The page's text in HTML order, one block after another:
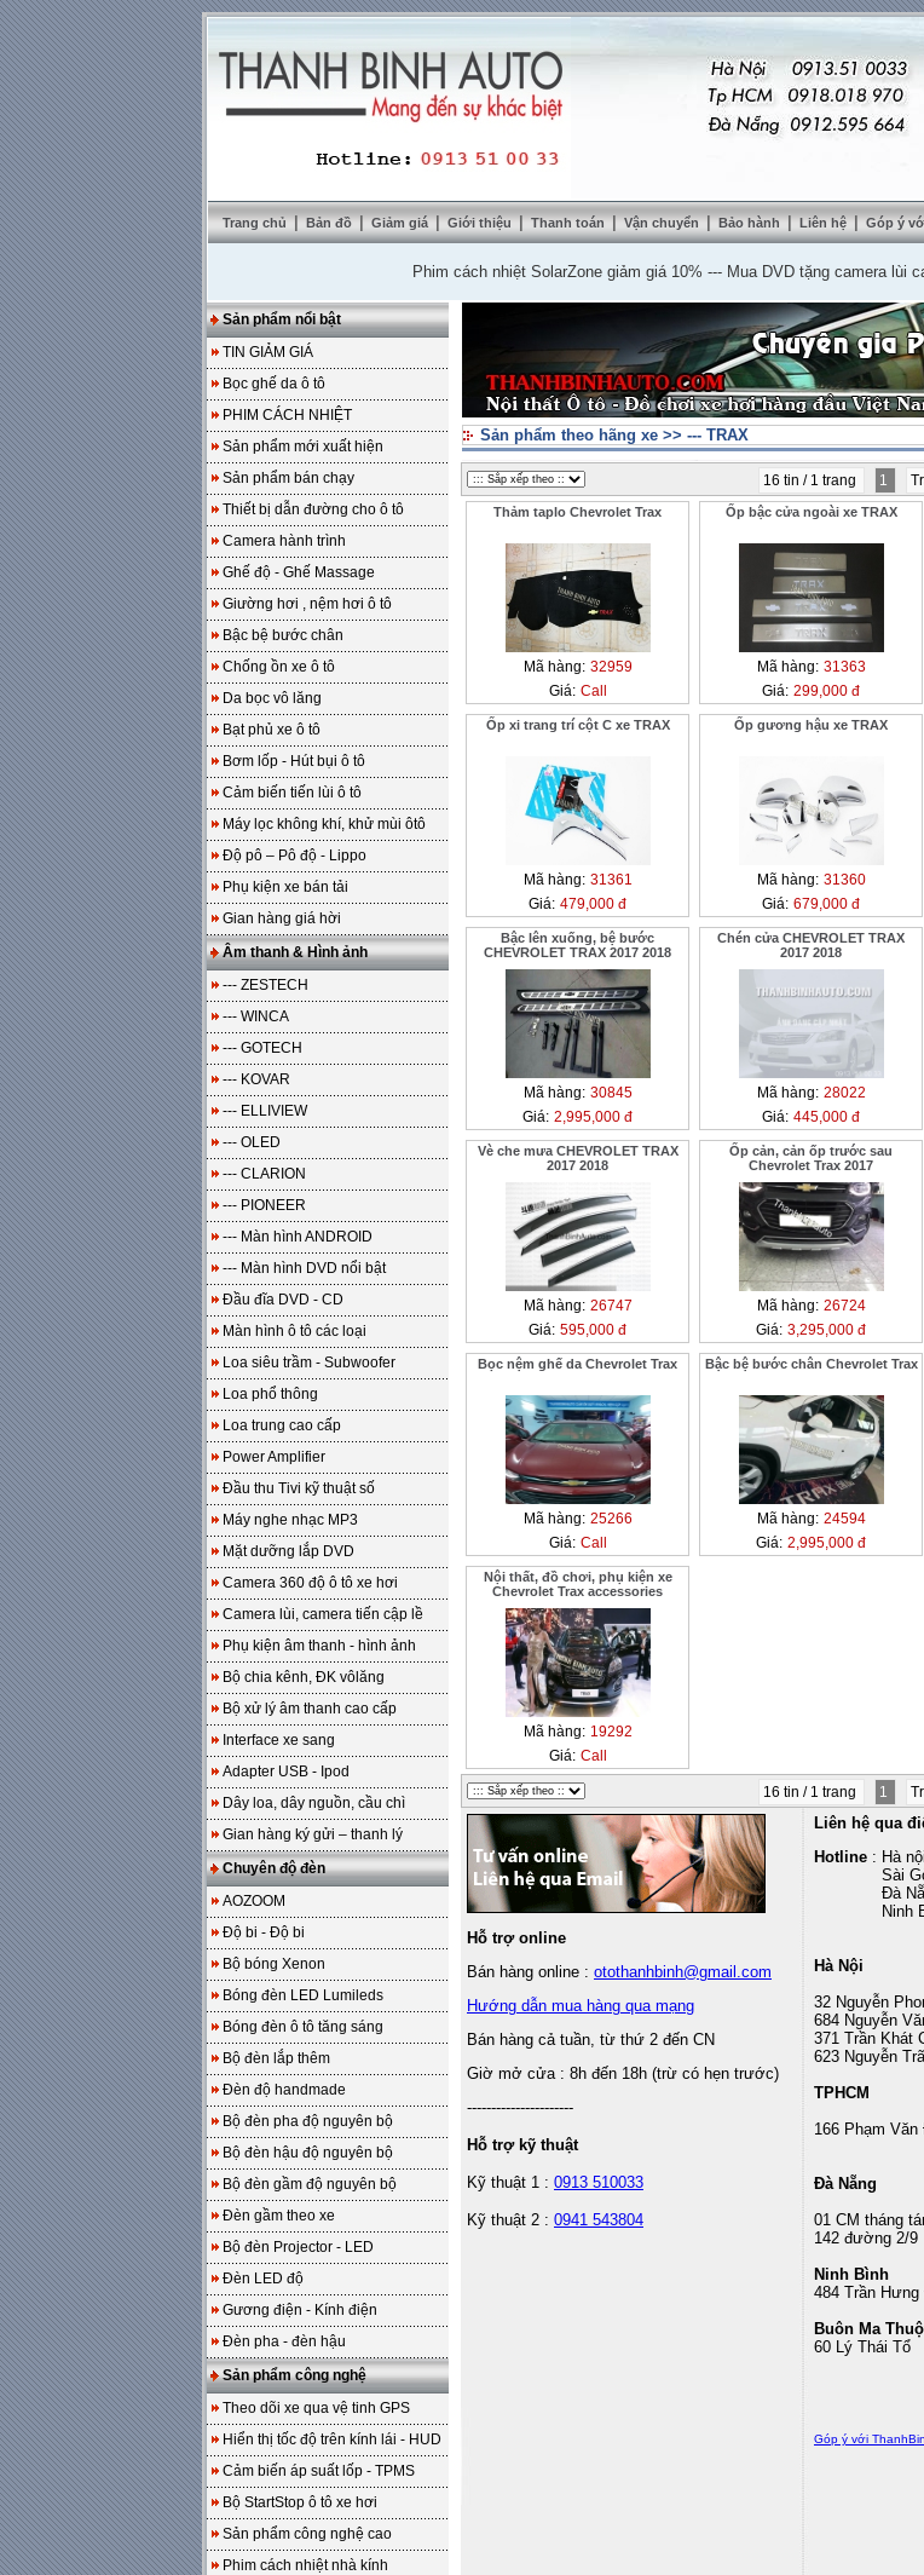
Trang chủ | Bản đồ | Giảm giá | Giới thiệu | Thanh toán | Vận chuyển | Bảo hành | Liên hệ | Góp ý
Phim cách nhiệt SolarZone giảm giá 10%---Mua DVD tặng camera lùi cao cấp
Sản phẩm nổi bật
TIN GIẢM GIÁ
Bọc ghế da ô tô
PHIM CÁCH NHIỆT
Sản phẩm mới xuất hiện
Sản phẩm bán chạy
Thiết bị dẫn đường cho ô tô
Camera hành trình
Ghế độ - Ghế Massage
Giường hơi , nệm hơi ô tô
Bậc bệ bước chân
Chống ồn xe ô tô
Da bọc vô lăng
Bạt phủ xe ô tô
Bơm lốp - Hút bụi ô tô
Cảm biến tiến lùi ô tô
Máy lọc không khí, khử mùi ôtô
Độ pô – Pô độ - Lippo
Phụ kiện xe bán tải
Gian hàng giá hời
Âm thanh & Hình ảnh
--- ZESTECH
--- WINCA
--- GOTECH
--- KOVAR
--- ELLIVIEW
--- OLED
--- CLARION
--- PIONEER
--- Màn hình ANDROID
--- Màn hình DVD nổi bật
Đầu đĩa DVD - CD
Màn hình ô tô các loại
Loa siêu trầm - Subwoofer
Loa phổ thông
Loa trung cao cấp
Power Amplifier
Đầu thu Tivi kỹ thuật số
Máy nghe nhạc MP3
Mặt dưỡng lắp DVD
Camera 360 độ ô tô xe hơi
Camera lùi, camera tiến cập lề
Phụ kiện âm thanh - hình ảnh
Bộ chia kênh, ĐK vôlăng
Bộ xử lý âm thanh cao cấp
Interface xe sang
Adapter USB - Ipod
Dây loa, dây nguồn, cầu chì
Gian hàng ký gửi – thanh lý
Chuyên độ đèn
AOZOOM
Độ bi - Độ bi
Bộ bóng Xenon
Bóng đèn LED Lumileds
Bóng đèn ô tô tăng sáng
Bộ đèn lắp thêm
Đèn độ handmade
Bộ đèn pha độ nguyên bộ
Bộ đèn hậu độ nguyên bộ
Bộ đèn gầm độ nguyên bộ
Đèn gầm theo xe
Bộ đèn Projector - LED
Đèn LED độ
Gương điện - Kính điện
Đèn pha - đèn hậu
Sản phẩm công nghệ
Theo dõi xe qua vệ tinh GPS
Hiển thị tốc độ trên kính lái - HUD
Cảm biến áp suất lốp - TPMS
Bộ StartStop ô tô xe hơi
Sản phẩm công nghệ cao
Phim cách nhiệt nhà kính
Sản phẩm theo hãng xe >> --- TRAX
16 tin / 1 trang 1
Thảm taplo Chevrolet Trax
Mã hàng: 32959
Giá: Call
Ốp bậc cửa ngoài xe TRAX
Mã hàng: 31363
Giá: 299,000 đ
Ốp xi trang trí cột C xe TRAX
Mã hàng: 31361
Giá: 479,000 đ
Ốp gương hậu xe TRAX
Mã hàng: 31360
Giá: 679,000 đ
Bậc lên xuống, bệ bước
CHEVROLET TRAX 2017 2018
Mã hàng: 30845
Giá: 2,995,000 đ
Chén cửa CHEVROLET TRAX
2017 2018
Mã hàng: 28022
Giá: 445,000 đ
Vè che mưa CHEVROLET TRAX
2017 2018
Mã hàng: 26747
Giá: 595,000 đ
Ốp cản, cản ốp trước sau
Chevrolet Trax 2017
Mã hàng: 26724
Giá: 3,295,000 đ
Bọc nệm ghế da Chevrolet Trax
Mã hàng: 25266
Giá: Call
Bậc bệ bước chân Chevrolet Trax
Mã hàng: 24594
Giá: 2,995,000 đ
Nội thất, đồ chơi, phụ kiện xe
Chevrolet Trax accessories
Mã hàng: 19292
Giá: Call
16 tin / 1 trang 1
Hỗ trợ online
Bán hàng online : otothanhbinh@gmail.com
Hướng dẫn mua hàng qua mạng
Bán hàng cả tuần, từ thứ 2 đến CN
Giờ mở cửa : 8h đến 18h (trừ có hẹn trước)
----------------------
Hỗ trợ kỹ thuật
Kỹ thuật 1 : 0913 510033
Kỹ thuật 2 : 0941 543804
Liên hệ qua
Hotline : Hà
Sài
Đà
Ninh
Hà Nội
32 Nguyễn
684 Nguyễn
371 Trần
623 Nguyễn
TPHCM
166 Phạm
Đà Nẵng
01 CM
142 đường
Ninh Bình
484 Trần
Buôn Ma
60 Lý
Góp ý với